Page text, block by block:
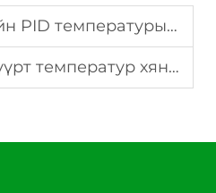
төхөөрөмжийн онцлог шинжүүдийн гарын авчилга
хяналт: улирлын тохируулалтын гарын авчирга